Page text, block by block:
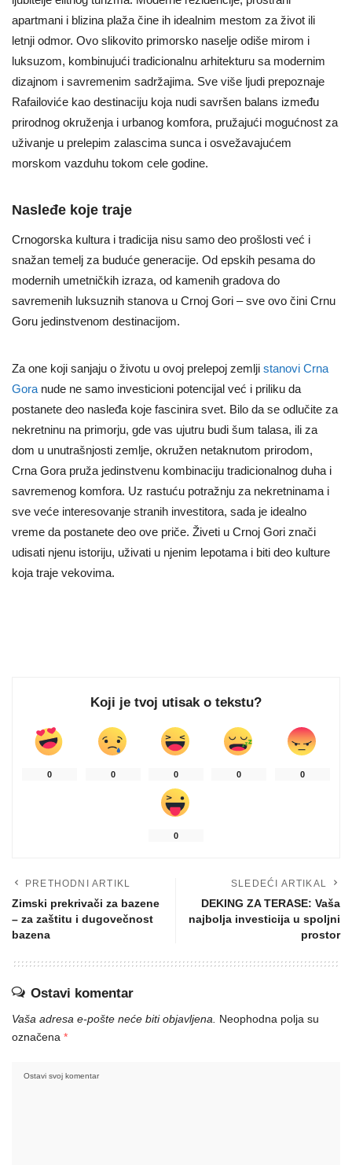
apartmani i blizina plaža čine ih idealnim mestom za život ili
letnji odmor. Ovo slikovito primorsko naselje odiše mirom i
luksuzom, kombinujući tradicionalnu arhitekturu sa modernim
dizajnom i savremenim sadržajima. Sve više ljudi prepoznaje
Rafailoviće kao destinaciju koja nudi savršen balans između
prirodnog okruženja i urbanog komfora, pružajući mogućnost za
uživanje u prelepim zalascima sunca i osvežavajućem
morskom vazduhu tokom cele godine.
Nasleđe koje traje
Crnogorska kultura i tradicija nisu samo deo prošlosti već i
snažan temelj za buduće generacije. Od epskih pesama do
modernih umetničkih izraza, od kamenih gradova do
savremenih luksuznih stanova u Crnoj Gori – sve ovo čini Crnu
Goru jedinstvenom destinacijom.
Za one koji sanjaju o životu u ovoj prelepoj zemlji stanovi Crna
Gora nude ne samo investicioni potencijal već i priliku da
postanete deo nasleđa koje fascinira svet. Bilo da se odlučite za
nekretninu na primorju, gde vas ujutru budi šum talasa, ili za
dom u unutrašnjosti zemlje, okružen netaknutom prirodom,
Crna Gora pruža jedinstvenu kombinaciju tradicionalnog duha i
savremenog komfora. Uz rastuću potražnju za nekretninama i
sve veće interesovanje stranih investitora, sada je idealno
vreme da postanete deo ove priče. Živeti u Crnoj Gori znači
udisati njenu istoriju, uživati u njenim lepotama i biti deo kulture
koja traje vekovima.
Koji je tvoj utisak o tekstu?
0 0 0 0 0
0
PRETHODNI ARTIKL
Zimski prekrivači za bazene
– za zaštitu i dugovečnost
bazena
SLEDEĆI ARTIKAL
DEKING ZA TERASE: Vaša
najbolja investicija u spoljni
prostor
Ostavi komentar
Vaša adresa e-pošte neće biti objavljena.
Neophodna polja su
označena *